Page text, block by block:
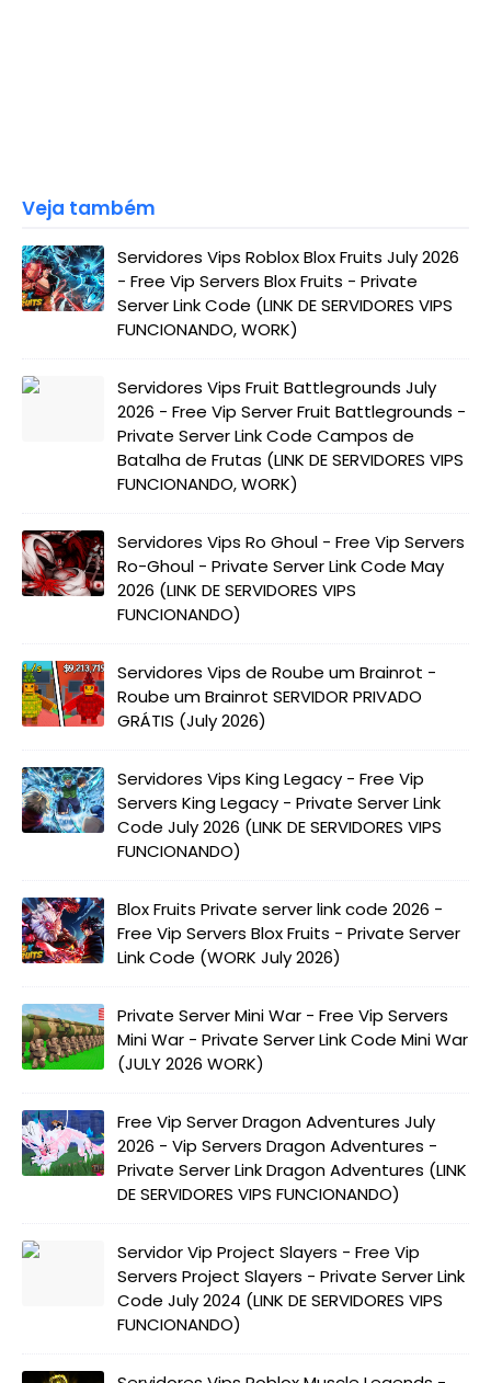
Veja também
Servidores Vips Roblox Blox Fruits July 2026
- Free Vip Servers Blox Fruits - Private
Server Link Code (LINK DE SERVIDORES VIPS
FUNCIONANDO, WORK)
Servidores Vips Fruit Battlegrounds July
2026 - Free Vip Server Fruit Battlegrounds -
Private Server Link Code Campos de
Batalha de Frutas (LINK DE SERVIDORES VIPS
FUNCIONANDO, WORK)
Servidores Vips Ro Ghoul - Free Vip Servers
Ro-Ghoul - Private Server Link Code May
2026 (LINK DE SERVIDORES VIPS
FUNCIONANDO)
Servidores Vips de Roube um Brainrot -
Roube um Brainrot SERVIDOR PRIVADO
GRÁTIS (July 2026)
Servidores Vips King Legacy - Free Vip
Servers King Legacy - Private Server Link
Code July 2026 (LINK DE SERVIDORES VIPS
FUNCIONANDO)
Blox Fruits Private server link code 2026 -
Free Vip Servers Blox Fruits - Private Server
Link Code (WORK July 2026)
Private Server Mini War - Free Vip Servers
Mini War - Private Server Link Code Mini War
(JULY 2026 WORK)
Free Vip Server Dragon Adventures July
2026 - Vip Servers Dragon Adventures -
Private Server Link Dragon Adventures (LINK
DE SERVIDORES VIPS FUNCIONANDO)
Servidor Vip Project Slayers - Free Vip
Servers Project Slayers - Private Server Link
Code July 2024 (LINK DE SERVIDORES VIPS
FUNCIONANDO)